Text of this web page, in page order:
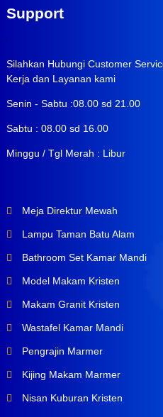
Support
Silahkan Hubungi Customer
Kerja dan Layanan kami
Senin - Sabtu :08.00 sd 21.00
Sabtu : 08.00 sd 16.00
Minggu / Tgl Merah : Libur
Meja Direktur Mewah
Lampu Taman Batu Alam
Bathroom Set Kamar Mandi
Model Makam Kristen
Makam Granit Kristen
Wastafel Kamar Mandi
Pengrajin Marmer
Kijing Makam Marmer
Nisan Kuburan Kristen